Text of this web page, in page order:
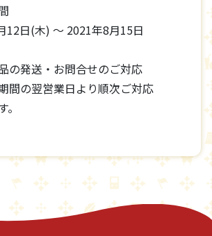
12日(木) ～ 2021年8月15日
の発送・お問合せのご対応
間の翌営業日より順次ご対応